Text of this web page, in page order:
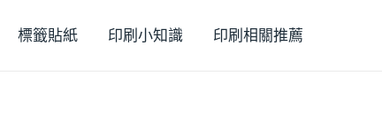
標籤貼紙 印刷小知識 印刷相關推薦